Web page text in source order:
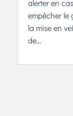
alerter en
empêcher le
la mise en
de…